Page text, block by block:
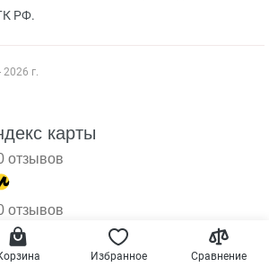
Избранное Сравнение
РФ.
г.
карты
отзывов
отзывов